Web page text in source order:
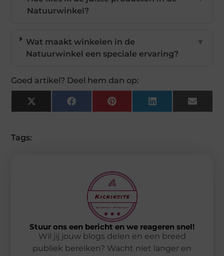
Natuurwinkel?
Wat maakt winkelen in de
Natuurwinkel een speciale ervaring?
▼
Goed artikel? Deel hem dan op:
X
(Twitter)
FacebookPinterestLinkedIn Email
Tags:
Stuur ons een bericht en we reageren snel!
Wil jij jouw blogs delen en een breed
publiek bereiken? Wacht niet langer en